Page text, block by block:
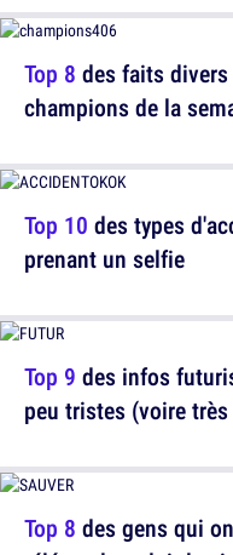
Top 10 des types
prenant un selfie
Top 8 des gens qui
Top 8 des faits
champions de la
Top 9 des infos
peu tristes (voire